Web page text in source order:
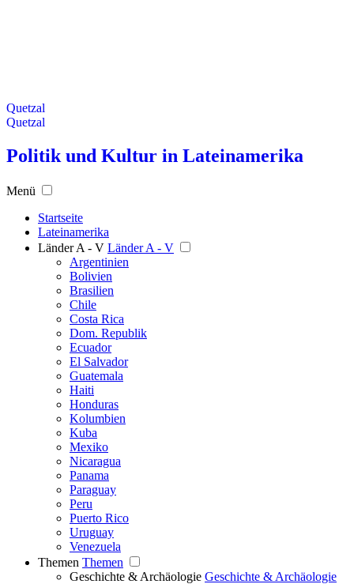
Quetzal
Quetzal
Politik und Kultur in Lateinamerika
Menü
Startseite
Lateinamerika
Länder A - V Länder A - V
Argentinien
Bolivien
Brasilien
Chile
Costa Rica
Dom. Republik
Ecuador
El Salvador
Guatemala
Haiti
Honduras
Kolumbien
Kuba
Mexiko
Nicaragua
Panama
Paraguay
Peru
Puerto Rico
Uruguay
Venezuela
Themen Themen
Geschichte & Archäologie Geschichte & Archäologie